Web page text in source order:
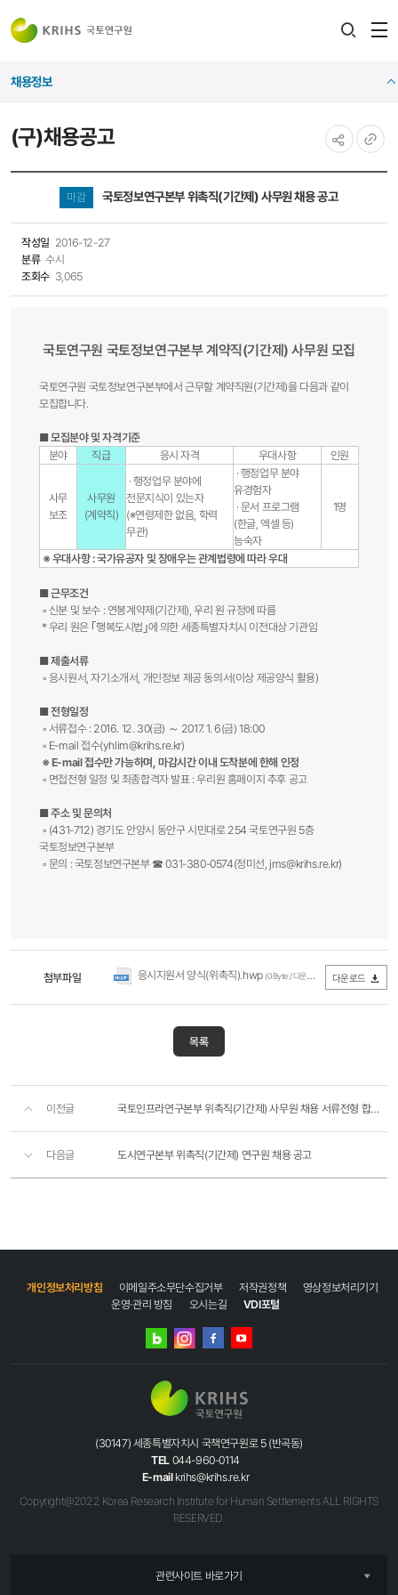
(구)채용공고
채용정보
마감 국토정보연구본부 위촉직(기간제) 사무원 채용 공고
작성일 2016-12-27
분류 수시
조회수 3,065
국토연구원 국토정보연구본부계약직(기간제) 사무원 모집
국토연구원 국토정보연구본부에서 근무할 계약직원(기간제)을 다음과 같이
모집합니다.
■ 모집분야 및 자격기준
분야
직급 응시 자격 우대사항 인원
사무
보조
사무원
(계약직)
· 행정업무 분야에
전문지식이 있는자
(※연령제한 없음, 학력
무관)
· 행정업무 분야
유경험자
· 문서 프로그램
(한글, 엑셀 등)
능숙자
1명
※ 우대사항 : 국가유공자 및 장애우는 관계법령에 따라 우대
■ 근무조건
◦ 신분 및 보수 : 연봉계약제(기간제), 우리 원 규정에 따름
* 우리 원은 ｢행복도시법｣에 의한 세종특별자치시 이전대상 기관임
■ 제출서류
◦ 응시원서, 자기소개서, 개인정보 제공 동의서(이상 제공양식 활용)
■ 전형일정
◦ 서류접수 : 2016. 12. 30(금) ～ 2017. 1. 6(금) 18:00
◦ E-mail 접수(yhlim@krihs.re.kr)
※ E-mail 접수만 가능하며, 마감시간 이내 도착분에 한해 인정
◦ 면접전형 일정 및 최종합격자 발표 : 우리원 홈페이지 추후 공고
■ 주소 및 문의처
◦ (431-712) 경기도 안양시 동안구 시민대로 254 국토연구원 5층
국토정보연구본부
◦ 문의 : 국토정보연구본부 ☎ 031-380-0574(정미선,jms@krihs.re.kr) ​
첨부파일 응시지원서 양식(위촉직).hwp (0Byte / 다운로드 2,871회) 다운로드
목록
이전글 국토인프라연구본부 위촉직(기간제) 사무원 채용 서류전형 합격자 공고
다음글 도시연구본부 위촉직(기간제) 연구원 채용 공고
개인정보처리방침 이메일주소무단수집거부 저작권정책
영상정보처리기기
운영·관리 방침
오시는길 VDI포털
네이버
인스타그램
(30147) 세종특별자치시 국책연구원로 5 (반곡동)
TEL 044-960-0114
E-mail krihs@krihs.re.kr
Copyright@2022 Korea Research Institute for Human Settlements ALL RIGHTS
RESERVED.
관련사이트 바로가기